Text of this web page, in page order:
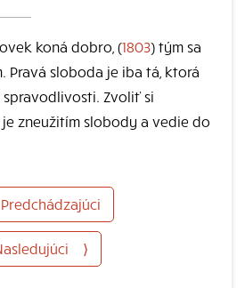
koná dobro, (1803) tým sa
Pravá sloboda je iba tá, ktorá
Zvoliť si
zneužitím slobody a vedie do
Predchádzajúci
⟩